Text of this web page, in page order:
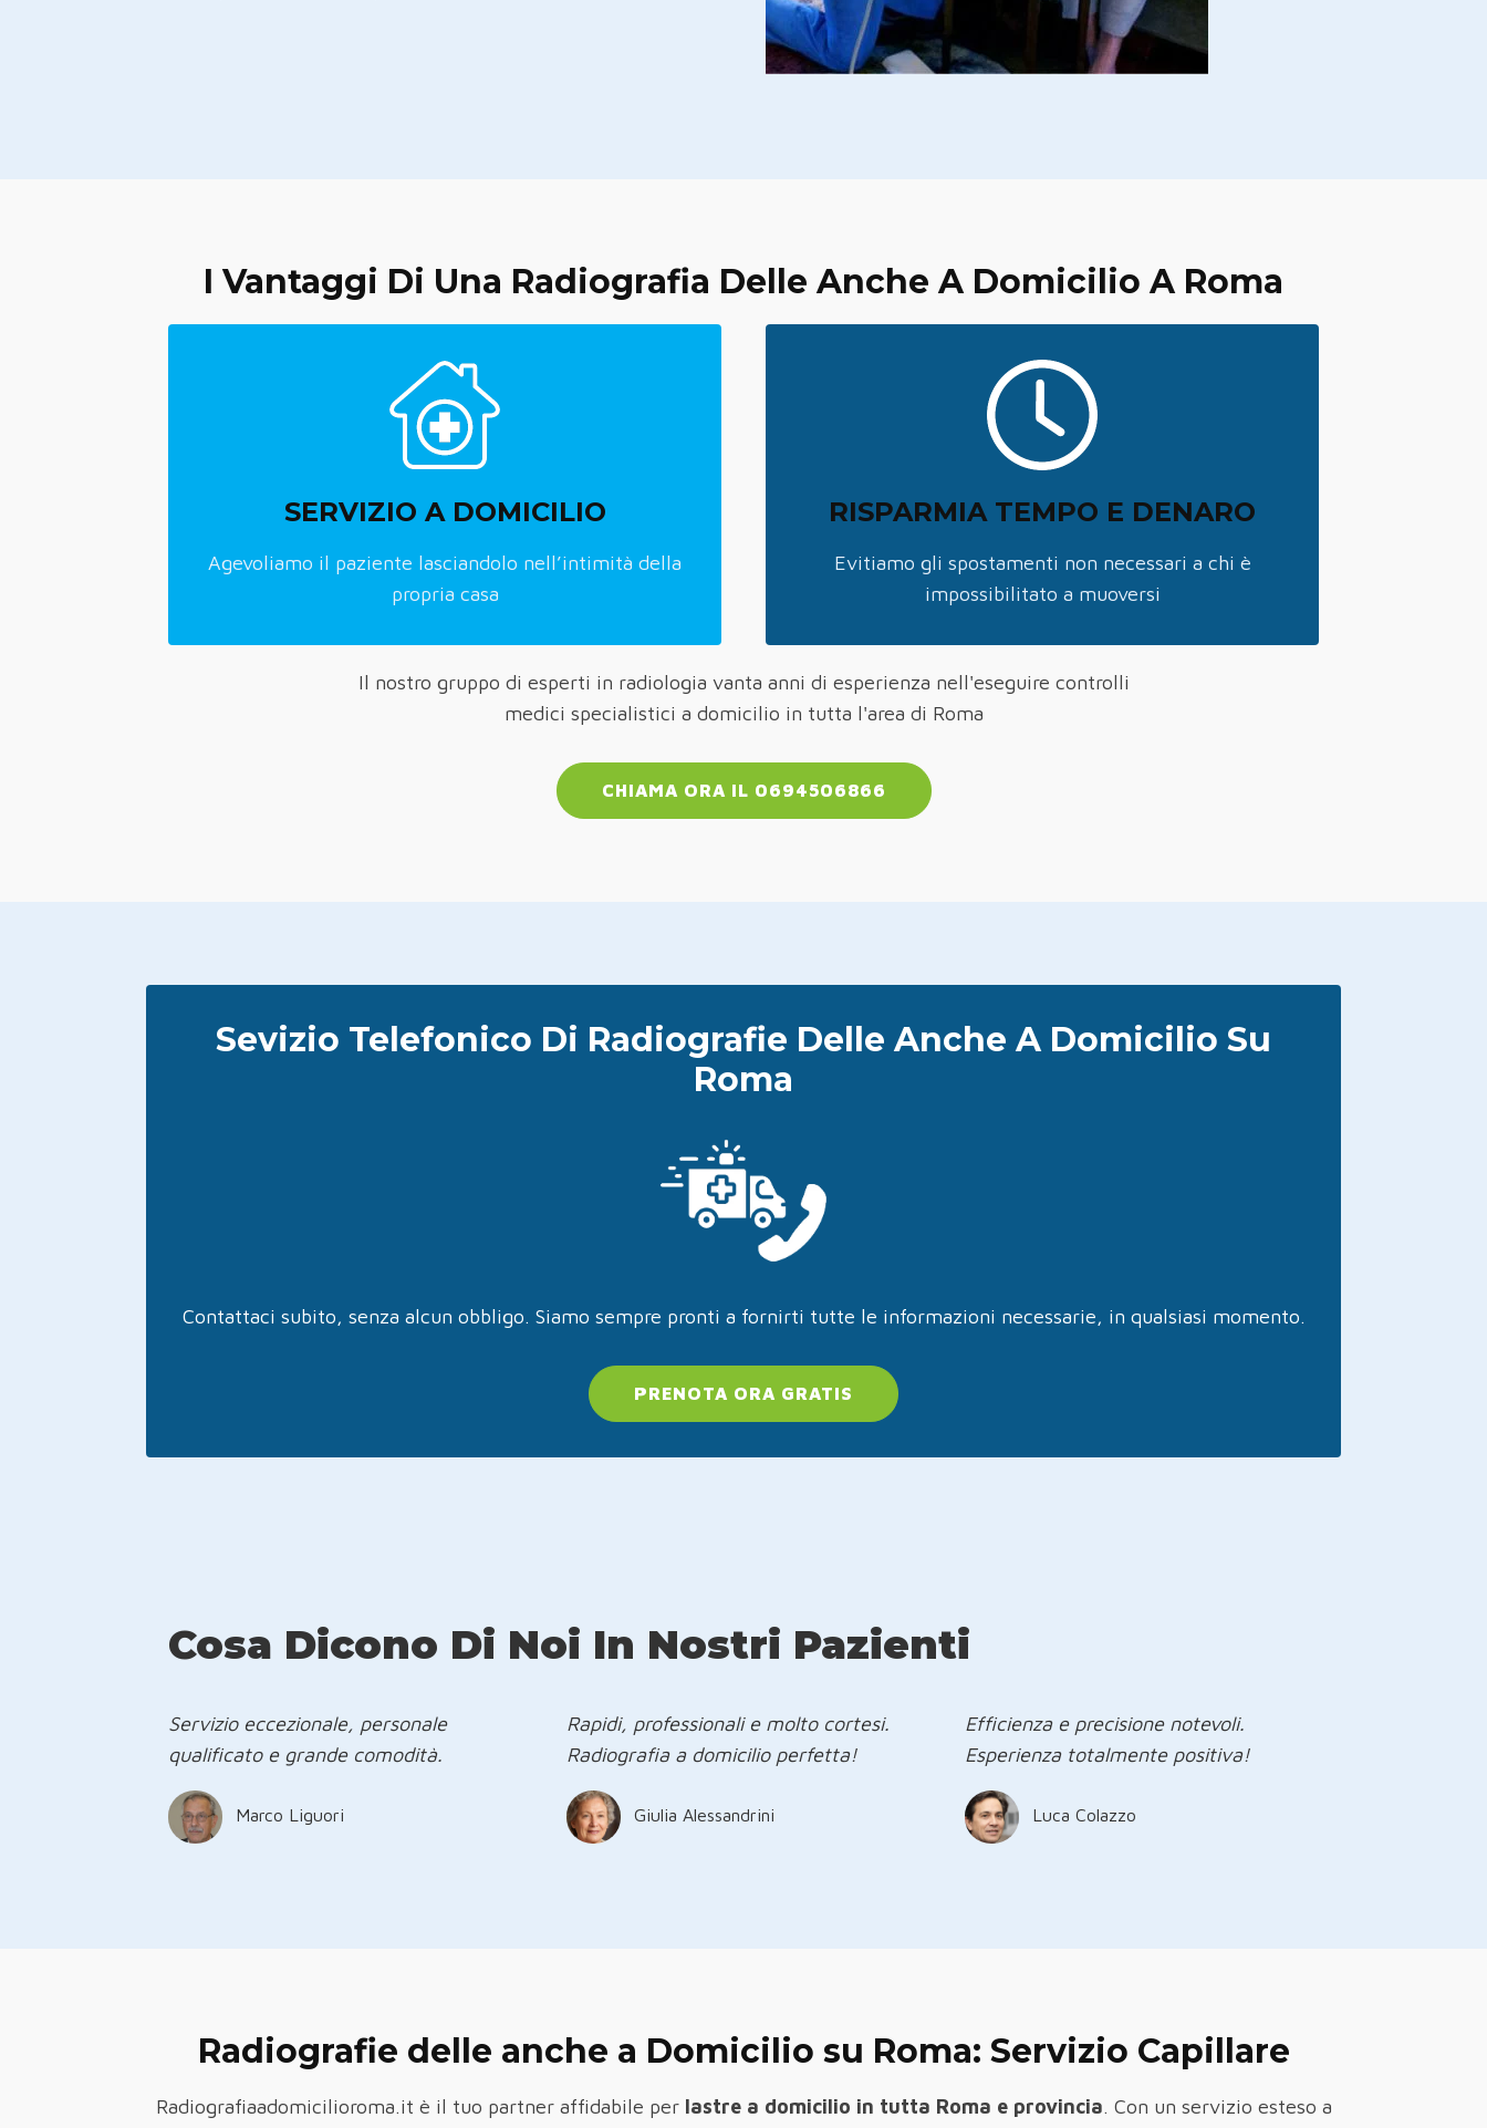
I Vantaggi Di Una Radiografia Delle Anche A Domicilio A Roma
SERVIZIO A DOMICILIO
Agevoliamo il paziente lasciandolo nell’intimità della
propria casa
RISPARMIA TEMPO E DENARO
Evitiamo gli spostamenti non necessari a chi è
impossibilitato a muoversi
Il nostro gruppo di esperti in radiologia vanta anni di esperienza nell'eseguire controlli
medici specialistici a domicilio in tutta l'area di Roma
CHIAMA ORA IL 0694506866
Sevizio Telefonico Di Radiografie Delle Anche A Domicilio Su
Roma
Contattaci subito, senza alcun obbligo. Siamo sempre pronti a fornirti tutte le informazioni necessarie, in qualsiasi momento.
PRENOTA ORA GRATIS
Cosa Dicono Di Noi In Nostri Pazienti
Servizio eccezionale, personale
qualificato e grande comodità.
Marco Liguori
Rapidi, professionali e molto cortesi.
Radiografia a domicilio perfetta!
Giulia Alessandrini
Efficienza e precisione notevoli.
Esperienza totalmente positiva!
Luca Colazzo
Radiografie delle anche a Domicilio su Roma: Servizio Capillare
Radiografiaadomicilioroma.it è il tuo partner affidabile per lastre a domicilio in tutta Roma e provincia. Con un servizio esteso a